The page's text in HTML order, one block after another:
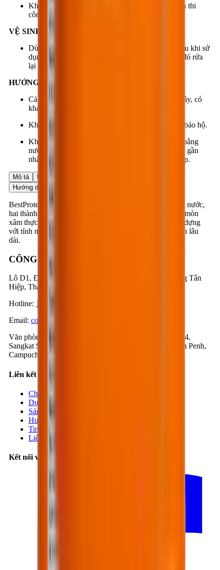
Không được sử dụng phần vật liệu đã hết thời gian thi
công.
VỆ SINH
Dùng nước sạch và xà phòng rửa dụng cụ ngay sau khi sử
dụng và trước khi hỗn hợp bắt đầu đóng rắn. Sau đó rửa
lại bằng nước sạch.
HƯỚNG DẪN AN TOÀN
Cả hai thành phần không nguy hiểm, không dễ cháy, có
khả năng gây dị ứng đối với da mẫn cảm.
Khi thi công nên mang găng tay, khẩu trang, kính bảo hộ.
Khi bị văng vào mắt, mũi, miệng... phải rửa ngay bằng
nước sạch nhiều lần trước khi đến cơ quan y tế nơi gần
nhất để được điều trị kịp thời và đúng phương pháp.
Mô tả Ứng dụng
Hướng dẫn ứng dụng
BestProtect EP712 là lớp phủ bảo vệ đặc biệt, epoxy gốc nước,
hai thành phần, dùng để phủ bảo vệ các kết cấu dễ bị ăn mòn
xâm thực hoặc mài mòn cơ học trong các hạng mục xây dựng
với tính năng thẩm thấu sâu, khả năng bảo vệ cao, độ bền lâu
dài.
CÔNG TY CỔ PHẦN BESTMIX
Lô D1, Đường D1 & N3, KCN Nam Tân Uyên, Phường Tân
Hiệp, Thành phố Hồ Chí Minh, Việt Nam
Hotline: 1900-57-1234
Email: contact@bestmix.vn
Văn phòng Campuchia
Số 1K, Đường 371, Phum Trea 4,
Sangkat Steung Mean Chey 3, Khan Mean Chey, Phnom Penh,
Campuchia
Liên kết nhanh
Chi nhánh
Dự án
Sản phẩm
Hướng dẫn
Tin tức
Liên hệ
Kết nối với chúng tôi